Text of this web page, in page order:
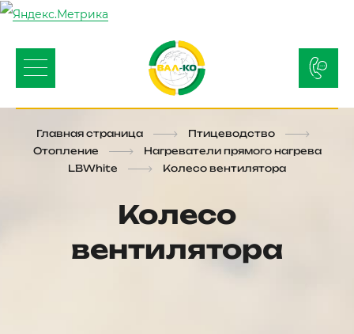
Главная страница
Птицеводство
Отопление
Нагреватели прямого нагрева
LBWhite
Колесо вентилятора
Колесо
вентилятора